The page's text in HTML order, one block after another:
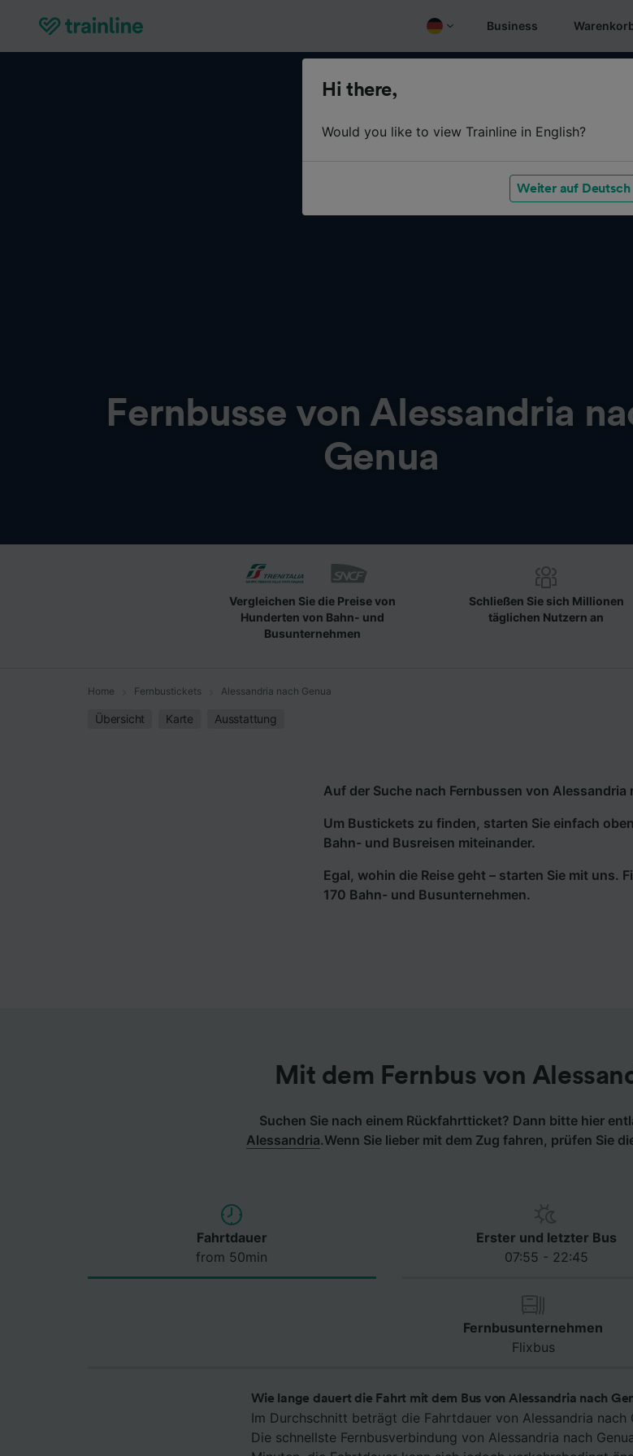
Business
Fernbusse von Alessandria
Genua
Vergleichen Sie die Preise von
Hunderten von Bahn- und
Busunternehmen
Schließen Sie sich Millionen
täglichen Nutzern an
Home Fernbustickets Alessandria nach Genua
Übersicht Karte Ausstattung
Auf der Suche nach Fernbussen von Alessandria
Um Bustickets zu finden, starten Sie einfach
Bahn- und Busreisen miteinander.
Egal, wohin die Reise geht – starten Sie mit uns.
170 Bahn- und Busunternehmen.
Mit dem Fernbus von
Suchen Sie nach einem Rückfahrtticket? Dann bitte hier
Alessandria.Wenn Sie lieber mit dem Zug fahren, prüfen Sie
Fahrtdauer
from 50min
Erster und letzter Bus
07:55 - 22:45
Fernbusunternehmen
Flixbus
Wie lange dauert die Fahrt mit dem Bus von Alessandria nach
Im Durchschnitt beträgt die Fahrtdauer von Alessandria nach
Die schnellste Fernbusverbindung von Alessandria nach
Hi there,
Would you like to view Trainline in English?
Weiter auf Deutsch